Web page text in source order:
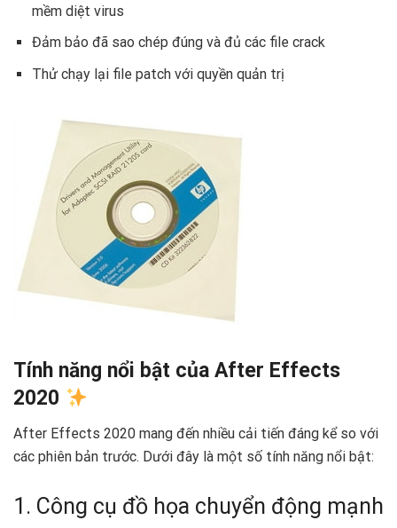
mềm diệt virus
Đảm bảo đã sao chép đúng và đủ các file crack
Thử chạy lại file patch với quyền quản trị
Tính năng nổi bật của After Effects
2020
After Effects 2020 mang đến nhiều cải tiến đáng kể so với
các phiên bản trước. Dưới đây là một số tính năng nổi bật:
1. Công cụ đồ họa chuyển động mạnh